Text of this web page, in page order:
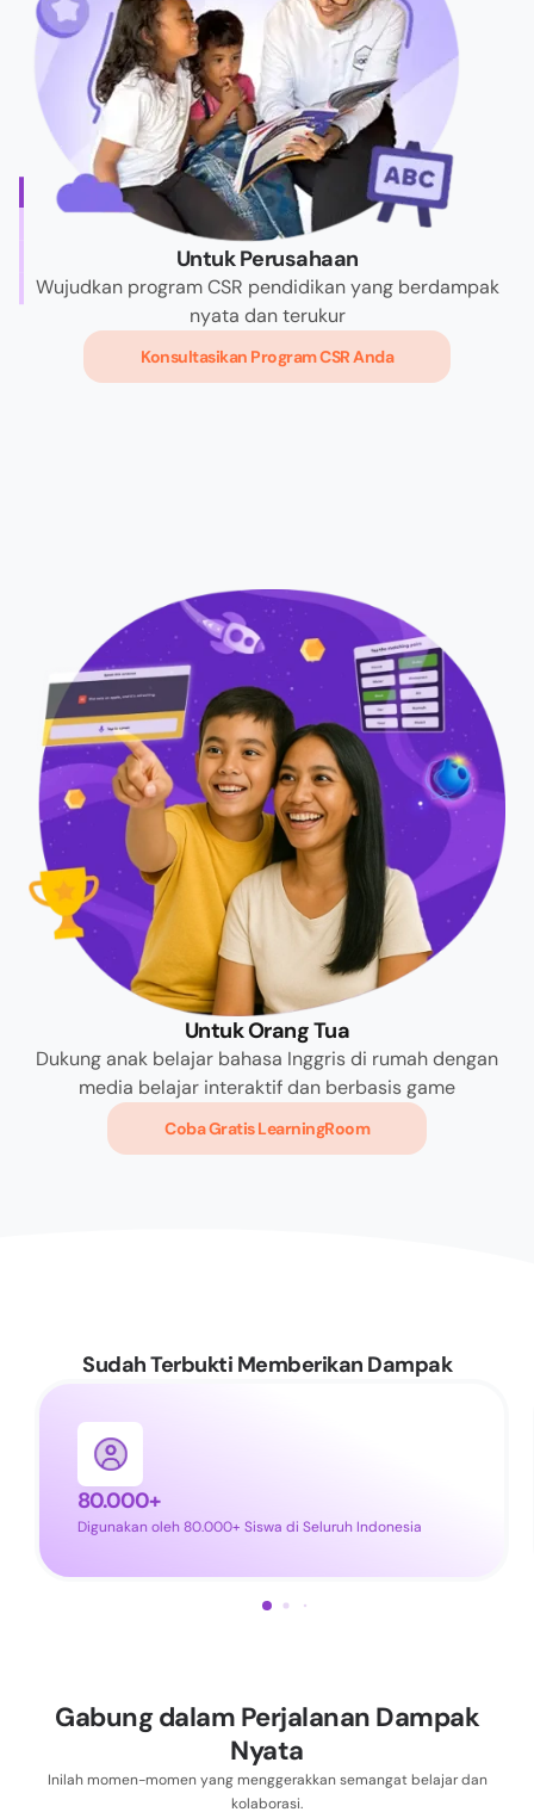
Untuk Perusahaan
Wujudkan program CSR pendidikan yang berdampak
nyata dan terukur
Konsultasikan Program CSR Anda
Untuk Orang Tua
Dukung anak belajar bahasa Inggris di rumah dengan
media belajar interaktif dan berbasis game
Coba Gratis LearningRoom
Sudah Terbukti Memberikan Dampak
80.000+
Digunakan oleh 80.000+ Siswa di Seluruh Indonesia
Gabung dalam Perjalanan Dampak
Nyata
Inilah momen-momen yang menggerakkan semangat belajar dan
kolaborasi.